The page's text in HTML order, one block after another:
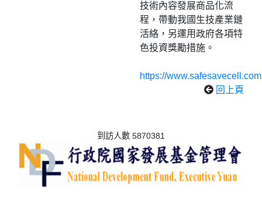
技術內容發展商品化流
程，帶動我國生技產業鏈
活絡，另運用政府各項特
色投資獎勵措施。
https://
回上頁
到訪人數 5870381